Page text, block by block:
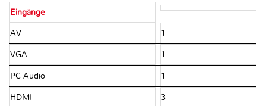
Eingänge
AV 1
VGA 1
PC Audio 1
HDMI 3